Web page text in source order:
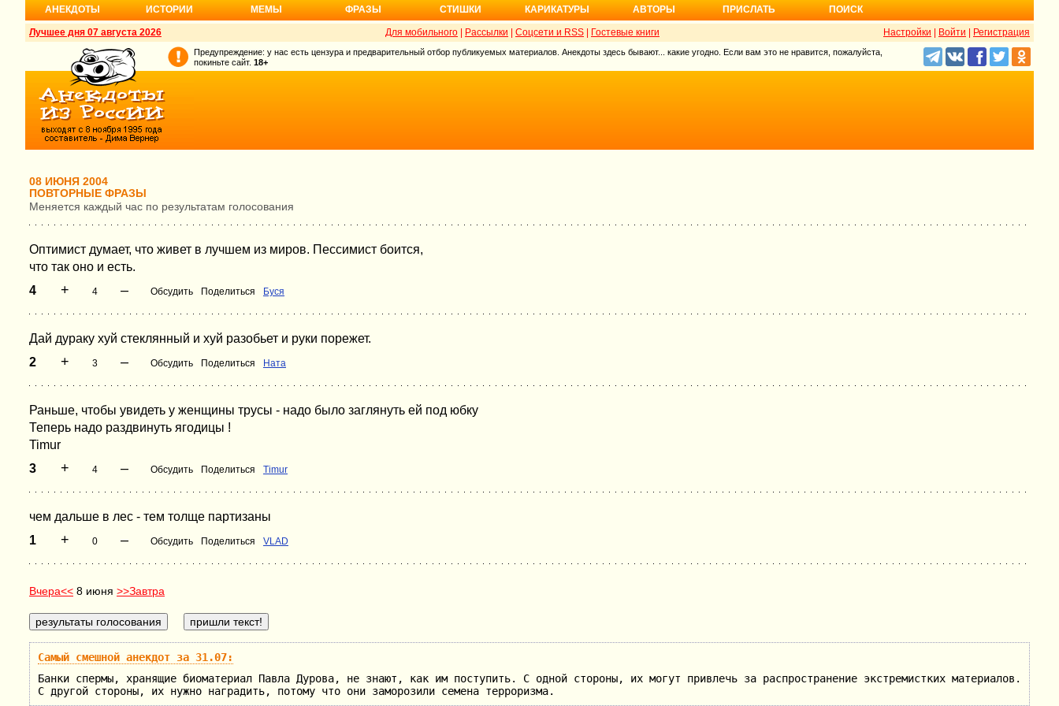
АНЕКДОТЫ ИСТОРИИ МЕМЫ ФРАЗЫ СТИШКИ КАРИКАТУРЫ АВТОРЫ ПРИСЛАТЬ ПОИСК
Лучшее дня 07 августа 2026 Настройки Войти Регистрация
Для мобильного Рассылки Соцсети и RSS Гостевые книги
Предупреждение: у нас есть цензура и предварительный отбор публикуемых материалов. Анекдоты здесь бывают... какие угодно. Если вам это не нравится, пожалуйста,
покиньте сайт. 18+
08 ИЮНЯ 2004
ПОВТОРНЫЕ ФРАЗЫ
Меняется каждый час по результатам голосования
Оптимист думает, что живет в лучшем из миров. Пессимист боится,
что так оно и есть.
4
+ 4 – Обсудить Поделиться Буся
Дай дураку хуй стеклянный и хуй разобьет и руки порежет.
2
+ 3 – Обсудить Поделиться Ната
Раньше, чтобы увидеть у женщины трусы - надо было заглянуть ей под юбку
Теперь надо раздвинуть ягодицы !
Timur
3
+ 4 – Обсудить Поделиться Timur
чем дальше в лес - тем толще партизаны
1
+ 0 – Обсудить Поделиться VLAD
Вчера<< 8 июня >>Завтра
Самый смешной анекдот за 31.07:
Банки спермы, хранящие биоматериал Павла Дурова, не знают, как им поступить. С одной стороны, их могут привлечь за распространение экстремистких материалов.
С другой стороны, их нужно наградить, потому что они заморозили семена терроризма.